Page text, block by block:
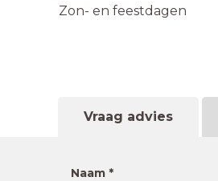
Zon- en feestdagen
Vraag advies
Naam *